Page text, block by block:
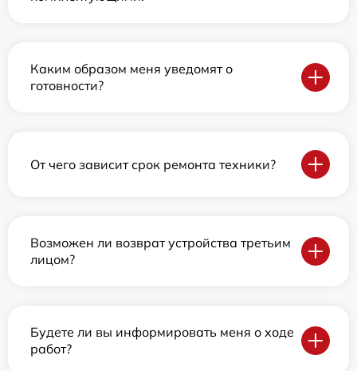
Каким образом меня уведомят о
готовности?
От чего зависит срок ремонта техники?
Возможен ли возврат устройства третьим
лицом?
Будете ли вы информировать меня о ходе
работ?